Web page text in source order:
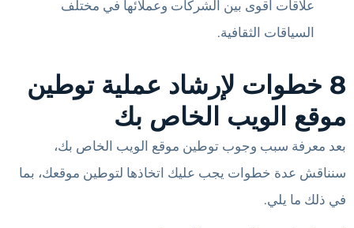
علاقات أقوى بين الشركات وعملائها في مختلف
السياقات الثقافية.
8 خطوات لإرشاد عملية توطين
موقع الويب الخاص بك
بعد معرفة سبب وجوب توطين موقع الويب الخاص بك،
سنناقش عدة خطوات يجب عليك اتخاذها لتوطين موقعك، بما
في ذلك ما يلي.